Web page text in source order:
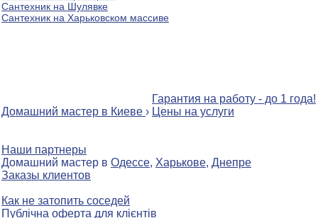
Сантехник на Шулявке
Сантехник на Харьковском массиве
Домашний мастер в Киеве ›
Гарантия на работу - до 1 года!
Цены на услуги
Наши партнеры
Домашний мастер в Одессе, Харькове, Днепре
Заказы клиентов
Как не затопить соседей
Публічна оферта для клієнтів